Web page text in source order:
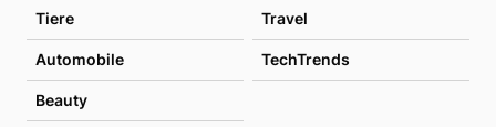
Tiere Travel
Automobile TechTrends
Beauty